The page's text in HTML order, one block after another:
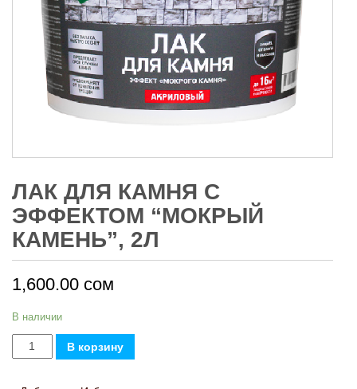
ЛАК ДЛЯ КАМНЯ С
ЭФФЕКТОМ “МОКРЫЙ
КАМЕНЬ”, 2Л
1,600.00 сом
В наличии
Количество
товара
В корзину